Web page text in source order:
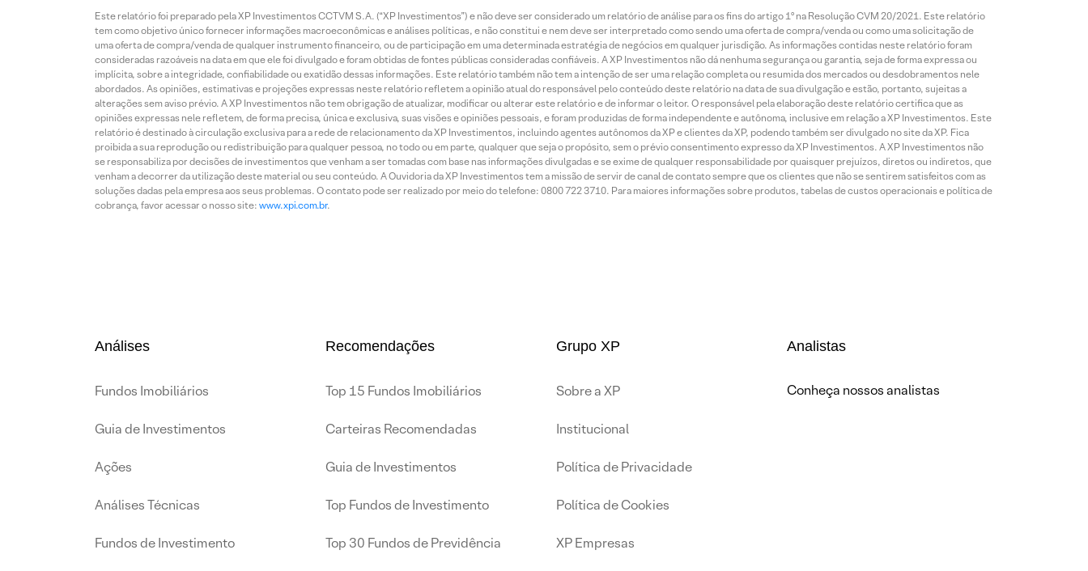
Este relatório foi preparado pela XP Investimentos CCTVM S.A. (“XP Investimentos”) e não deve ser considerado um relatório de análise para os fins do artigo 1º na Resolução CVM 20/2021. Este relatório
tem como objetivo único fornecer informações macroeconômicas e análises políticas, e não constitui e nem deve ser interpretado como sendo uma oferta de compra/venda ou como uma solicitação de
uma oferta de compra/venda de qualquer instrumento financeiro, ou de participação em uma determinada estratégia de negócios em qualquer jurisdição. As informações contidas neste relatório foram
consideradas razoáveis na data em que ele foi divulgado e foram obtidas de fontes públicas consideradas confiáveis. A XP Investimentos não dá nenhuma segurança ou garantia, seja de forma expressa ou
implícita, sobre a integridade, confiabilidade ou exatidão dessas informações. Este relatório também não tem a intenção de ser uma relação completa ou resumida dos mercados ou desdobramentos nele
abordados. As opiniões, estimativas e projeções expressas neste relatório refletem a opinião atual do responsável pelo conteúdo deste relatório na data de sua divulgação e estão, portanto, sujeitas a
alterações sem aviso prévio. A XP Investimentos não tem obrigação de atualizar, modificar ou alterar este relatório e de informar o leitor. O responsável pela elaboração deste relatório certifica que as
opiniões expressas nele refletem, de forma precisa, única e exclusiva, suas visões e opiniões pessoais, e foram produzidas de forma independente e autônoma, inclusive em relação a XP Investimentos. Este
relatório é destinado à circulação exclusiva para a rede de relacionamento da XP Investimentos, incluindo agentes autônomos da XP e clientes da XP, podendo também ser divulgado no site da XP. Fica
proibida a sua reprodução ou redistribuição para qualquer pessoa, no todo ou em parte, qualquer que seja o propósito, sem o prévio consentimento expresso da XP Investimentos. A XP Investimentos não
se responsabiliza por decisões de investimentos que venham a ser tomadas com base nas informações divulgadas e se exime de qualquer responsabilidade por quaisquer prejuízos, diretos ou indiretos, que
venham a decorrer da utilização deste material ou seu conteúdo. A Ouvidoria da XP Investimentos tem a missão de servir de canal de contato sempre que os clientes que não se sentirem satisfeitos com as
soluções dadas pela empresa aos seus problemas. O contato pode ser realizado por meio do telefone: 0800 722 3710. Para maiores informações sobre produtos, tabelas de custos operacionais e política de
cobrança, favor acessar o nosso site: www.xpi.com.br.
Análises
Fundos Imobiliários
Guia de Investimentos
Ações
Análises Técnicas
Fundos de Investimento
Recomendações
Top 15 Fundos Imobiliários
Carteiras Recomendadas
Guia de Investimentos
Top Fundos de Investimento
Top 30 Fundos de Previdência
Grupo XP
Sobre a XP
Institucional
Política de Privacidade
Política de Cookies
XP Empresas
Analistas
Conheça nossos analistas